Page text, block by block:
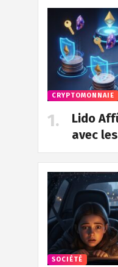
CRYPTOMONNAIE
Lido
avec
SOCIÉTÉ